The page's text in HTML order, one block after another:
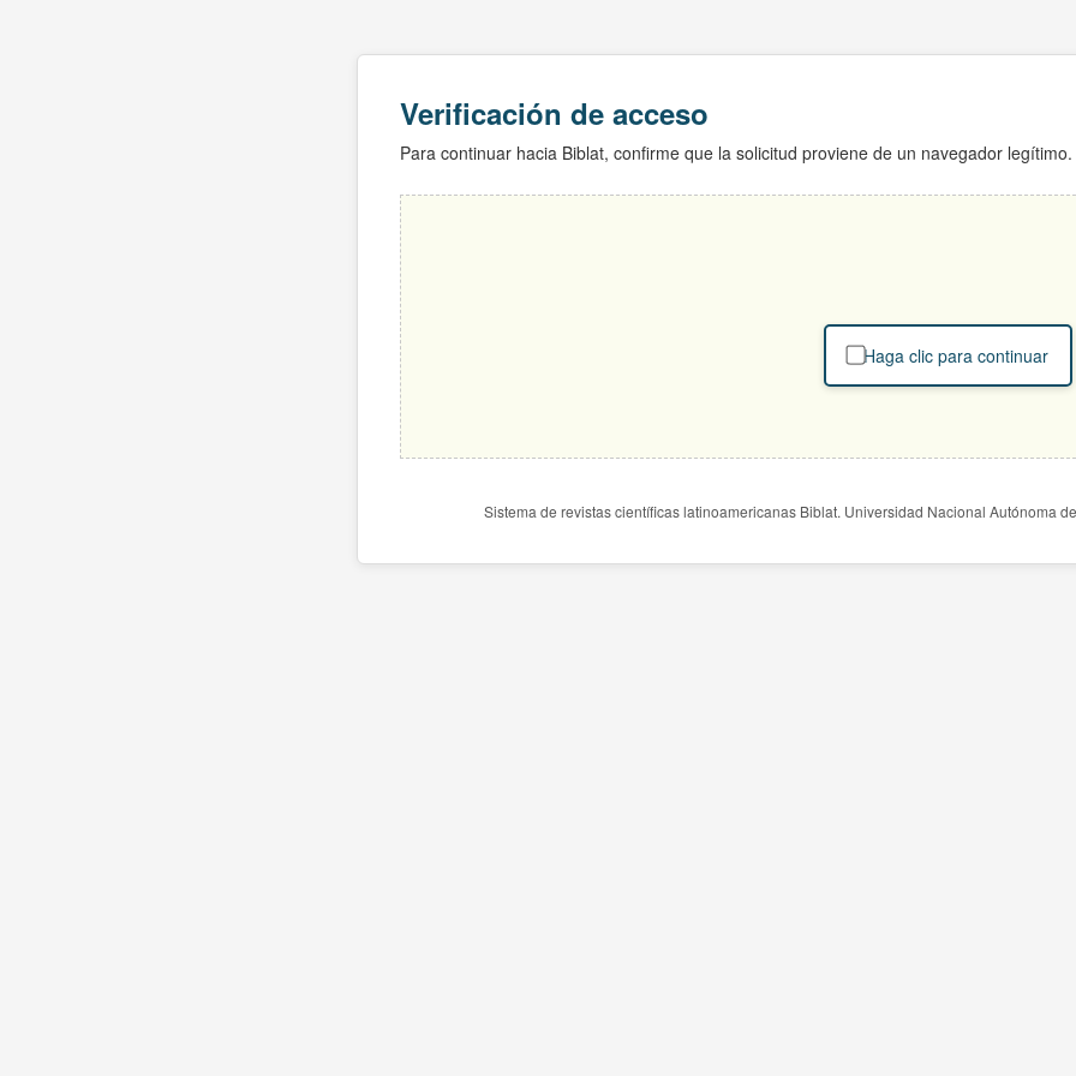
Verificación de acceso
Para continuar hacia Biblat, confirme que la solicitud proviene de un navegador legítimo.
Haga clic para continuar
Sistema de revistas científicas latinoamericanas Biblat. Universidad Nacional Autónoma